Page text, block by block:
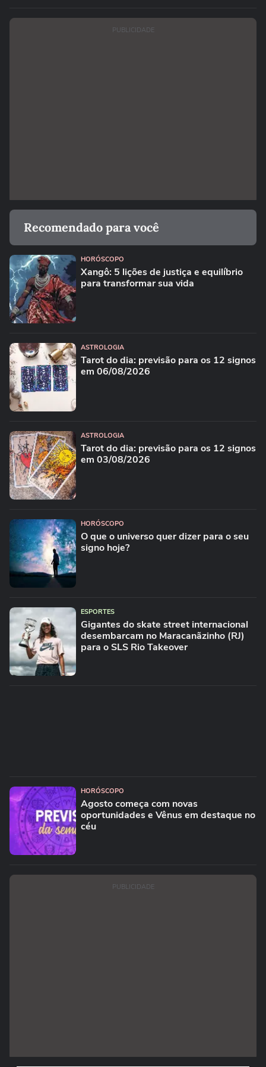
PUBLICIDADE
Recomendado para você
HORÓSCOPO
Xangô: 5 lições de justiça e equilíbrio
para transformar sua vida
ASTROLOGIA
Tarot do dia: previsão para os 12 signos
em 06/08/2026
ASTROLOGIA
Tarot do dia: previsão para os 12 signos
em 03/08/2026
HORÓSCOPO
O que o universo quer dizer para o seu
signo hoje?
ESPORTES
Gigantes do skate street internacional
desembarcam no Maracanãzinho (RJ)
para o SLS Rio Takeover
HORÓSCOPO
Agosto começa com novas
oportunidades e Vênus em destaque no
céu
PUBLICIDADE